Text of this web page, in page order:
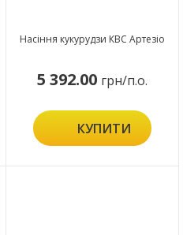
Насіння кукурудзи КВС Артезіо
5 392.00 грн/п.о.
КУПИТИ